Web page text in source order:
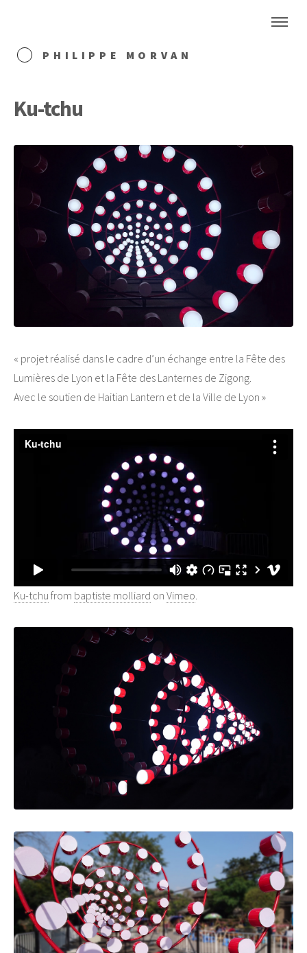
PHILIPPE MORVAN
Ku-tchu
« projet réalisé dans le cadre d’un échange entre la Fête des
Lumières de Lyon et la Fête des Lanternes de Zigong.
Avec le soutien de Haitian Lantern et de la Ville de Lyon »
Ku-tchu from baptiste molliard on Vimeo.